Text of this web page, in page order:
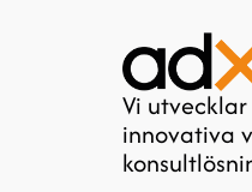
Vi
innovativa